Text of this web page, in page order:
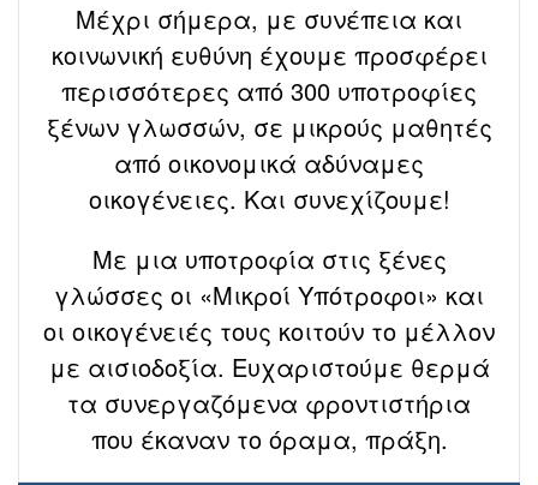
Μέχρι σήμερα, με συνέπεια και
κοινωνική ευθύνη έχουμε προσφέρει
περισσότερες από 300 υποτροφίες
ξένων γλωσσών, σε μικρούς μαθητές
από οικονομικά αδύναμες
οικογένειες. Και συνεχίζουμε!
Με μια υποτροφία στις ξένες
γλώσσες οι «Μικροί Υπότροφοι» και
οι οικογένειές τους κοιτούν το μέλλον
με αισιοδοξία. Ευχαριστούμε θερμά
τα συνεργαζόμενα φροντιστήρια
που έκαναν το όραμα, πράξη.